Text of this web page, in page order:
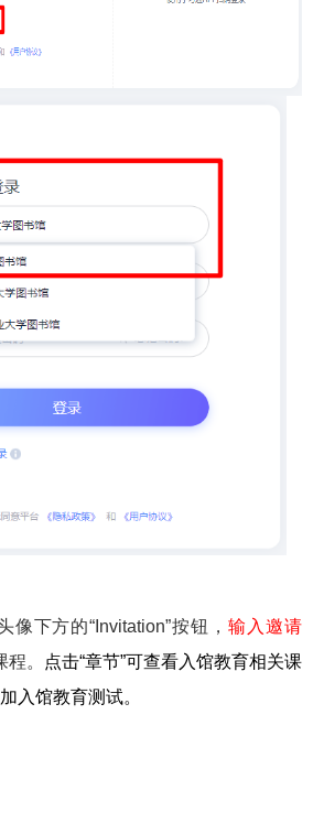
像下方的“Invitation”按钮，输入邀请
程。
点击“章节”可查看入馆教育相关课
入馆教育测试。